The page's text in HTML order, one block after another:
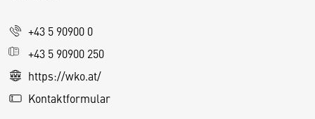
+43 5 90900 0
+43 5 90900 250
https://wko.at/
Kontaktformular
s
e
S
e